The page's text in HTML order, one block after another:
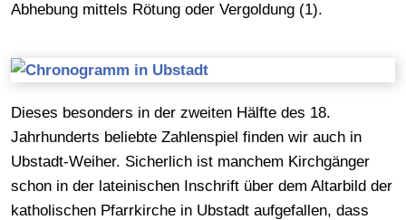
Abhebung mittels Rötung oder Vergoldung (1).
Dieses besonders in der zweiten Hälfte des 18.
Jahrhunderts beliebte Zahlenspiel finden wir auch in
Ubstadt-Weiher. Sicherlich ist manchem Kirchgänger
schon in der lateinischen Inschrift über dem Altarbild der
katholischen Pfarrkirche in Ubstadt aufgefallen, dass